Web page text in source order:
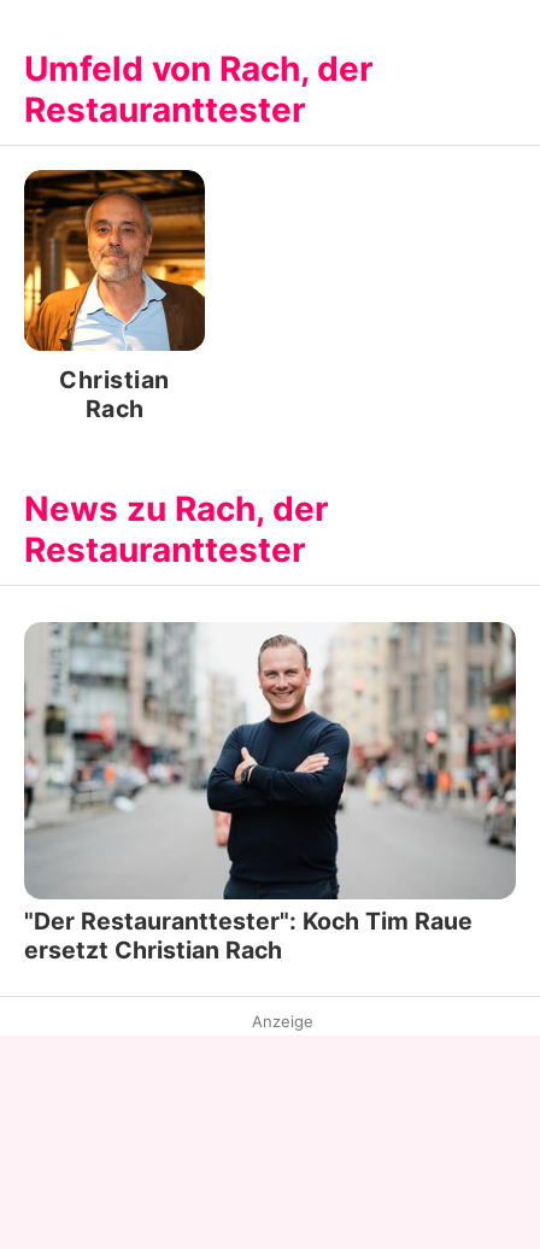
Umfeld von Rach, der
Restauranttester
Christian
Rach
News zu Rach, der
Restauranttester
"Der Restauranttester": Koch Tim Raue
ersetzt Christian Rach
Anzeige